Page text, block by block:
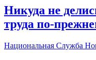
Никуда не
труда по-
Национальная Служба